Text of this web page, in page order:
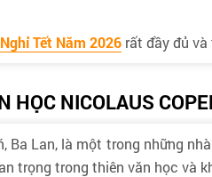
Tết Năm 2026 rất đầy đủ
HỌC NICOLAUS
Ba Lan, là một trong những
trọng trong thiên văn học và